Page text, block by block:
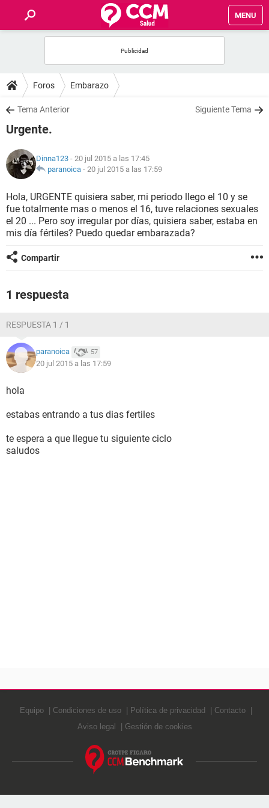
MENU
FOROS
SALUD
FAMILIA
NUTRICIÓN
BIENESTAR
SEXUALIDAD
GLOSARIO
Foros Embarazo
Tema Anterior Siguiente Tema
Urgente.
Dinna123 - 20 jul 2015 a las 17:45
paranoica - 20 jul 2015 a las 17:59
Hola, URGENTE quisiera saber, mi periodo llego el 10 y se
fue totalmente mas o menos el 16, tuve relaciones sexuales
el 20 ... Pero soy irregular por días, quisiera saber, estaba en
mis día fértiles? Puedo quedar embarazada?
Compartir
1 respuesta
RESPUESTA 1 / 1
paranoica 57
20 jul 2015 a las 17:59
hola
estabas entrando a tus dias fertiles
te espera a que llegue tu siguiente ciclo
saludos
Equipo Condiciones de uso Política de privacidad
Contacto
Aviso legal
Gestión de cookies